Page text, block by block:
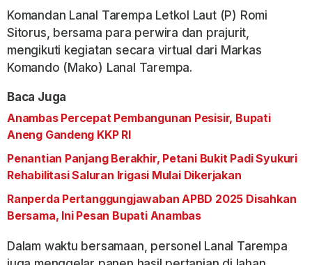
Komandan Lanal Tarempa Letkol Laut (P) Romi
Sitorus, bersama para perwira dan prajurit,
mengikuti kegiatan secara virtual dari Markas
Komando (Mako) Lanal Tarempa.
Baca Juga
Anambas Percepat Pembangunan Pesisir, Bupati
Aneng Gandeng KKP RI
Penantian Panjang Berakhir, Petani Bukit Padi Syukuri
Rehabilitasi Saluran Irigasi Mulai Dikerjakan
Ranperda Pertanggungjawaban APBD 2025 Disahkan
Bersama, Ini Pesan Bupati Anambas
Dalam waktu bersamaan, personel Lanal Tarempa